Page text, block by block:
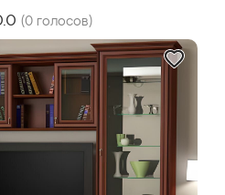
(0 голосов)